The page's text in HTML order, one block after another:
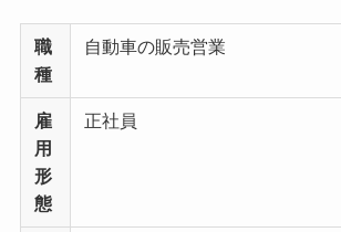
職
種
自動車の販売営業
雇
用
形
態
正社員